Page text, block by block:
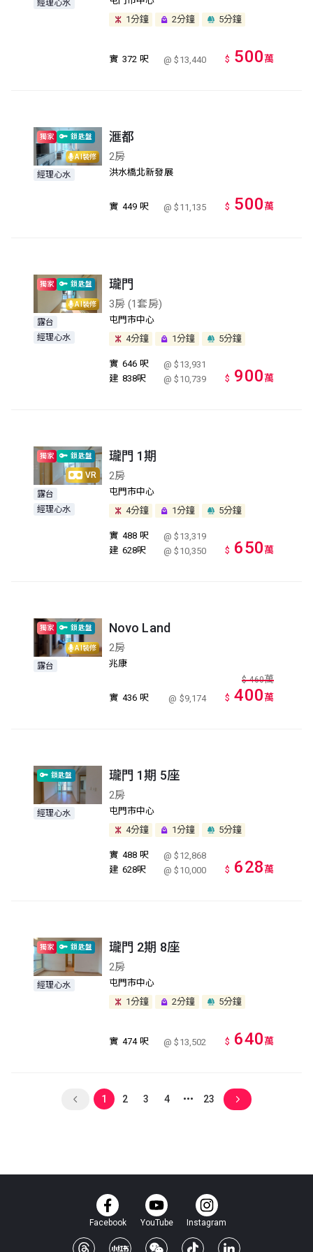
經理心水
1分鐘
2分鐘 5分鐘
實 372 呎 @ $13,440 $ 500萬
AI裝修
獨家 鎖匙盤
經理心水
滙都
2房
洪水橋北新發展
實 449 呎 @ $11,135 $ 500萬
AI裝修
獨家 鎖匙盤
露台
經理心水
瓏門
3房 (1套房)
屯門市中心
4分鐘
1分鐘 5分鐘
實 646 呎
@ $13,931
建 838呎 @ $10,739 $ 900萬
VR
獨家 鎖匙盤
露台
經理心水
瓏門 1期
2房
屯門市中心
4分鐘
1分鐘 5分鐘
實 488 呎
@ $13,319
建 628呎 @ $10,350 $ 650萬
AI裝修
獨家 鎖匙盤
露台
Novo Land
2房
兆康
實 436 呎 @ $9,174
$ 460萬
$ 400萬
鎖匙盤
經理心水
瓏門 1期 5座
2房
屯門市中心
4分鐘
1分鐘 5分鐘
實 488 呎
@ $12,868
建 628呎 @ $10,000 $ 628萬
獨家 鎖匙盤
經理心水
瓏門 2期 8座
2房
屯門市中心
1分鐘
2分鐘 5分鐘
實 474 呎 @ $13,502 $ 640萬
1 2 3 4 23
Facebook YouTube Instagram